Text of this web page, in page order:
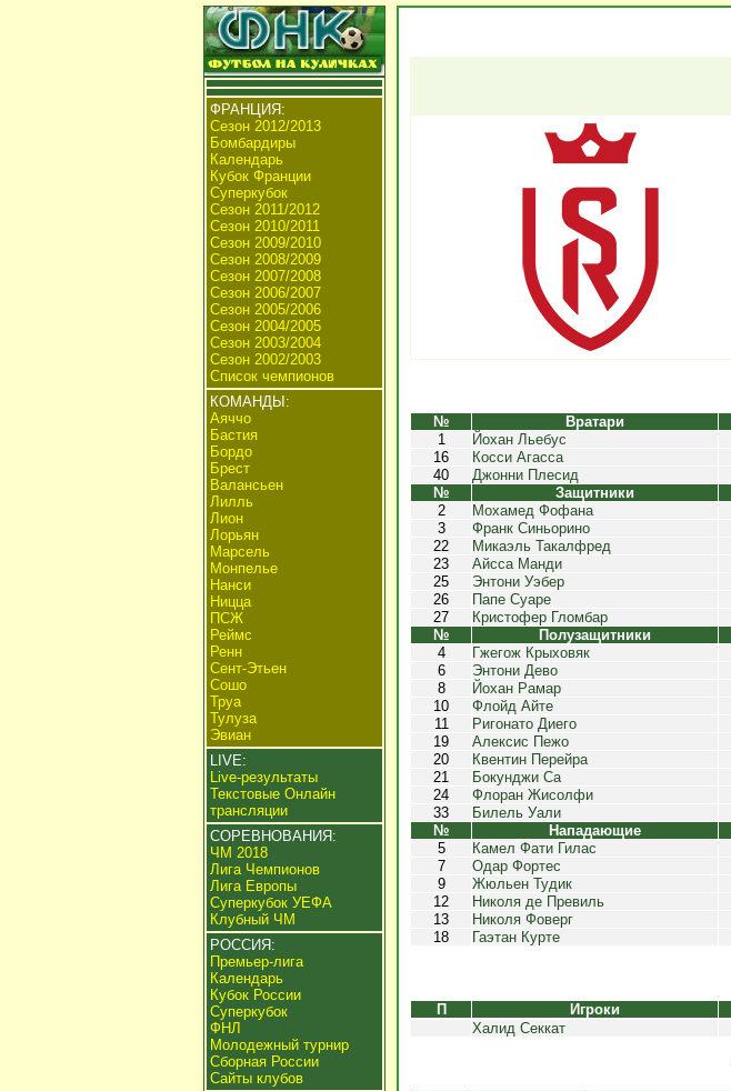
ФРАНЦИЯ:
Сезон 2012/2013
Бомбардиры
Календарь
Кубок Франции
Суперкубок
Сезон 2011/2012
Сезон 2010/2011
Сезон 2009/2010
Сезон 2008/2009
Сезон 2007/2008
Сезон 2006/2007
Сезон 2005/2006
Сезон 2004/2005
Сезон 2003/2004
Сезон 2002/2003
Список чемпионов
КОМАНДЫ:
Аяччо
Бастия
Бордо
Брест
Валансьен
Лилль
Лион
Лорьян
Марсель
Монпелье
Нанси
Ницца
ПСЖ
Реймс
Ренн
Сент-Этьен
Сошо
Труа
Тулуза
Эвиан
LIVE:
Live-результаты
Текстовые Онлайн
трансляции
СОРЕВНОВАНИЯ:
ЧМ 2018
Лига Чемпионов
Лига Европы
Суперкубок УЕФА
Клубный ЧМ
РОССИЯ:
Премьер-лига
Календарь
Кубок России
Суперкубок
ФНЛ
Молодежный турнир
Сборная России
Сайты клубов
№ Вратари
1
Йохан Льебус
16
Косси Агасса
40
Джонни Плесид
№
Защитники
2
Мохамед Фофана
3
Франк Синьорино
22
Микаэль Такалфред
23
Айсса Манди
25
Энтони Уэбер
26
Папе Суаре
27
Кристофер Гломбар
№
Полузащитники
4
Гжегож Крыховяк
6
Энтони Дево
8
Йохан Рамар
10
Флойд Айте
11
Ригонато Диего
19
Алексис Пежо
20
Квентин Перейра
21
Бокунджи Са
24
Флоран Жисолфи
33
Билель Уали
№
Нападающие
5
Камел Фати Гилас
7
Одар Фортес
9
Жюльен Тудик
12
Николя де Превиль
13
Николя Фоверг
18
Гаэтан Курте
П Игроки
Халид Секкат